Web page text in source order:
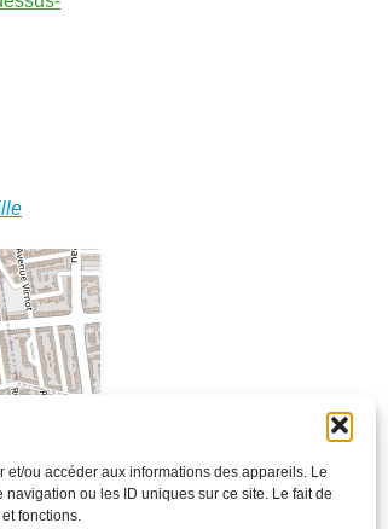
ou accéder aux informations des appareils. Le
ou les ID uniques sur ce site. Le fait de
fonctions.